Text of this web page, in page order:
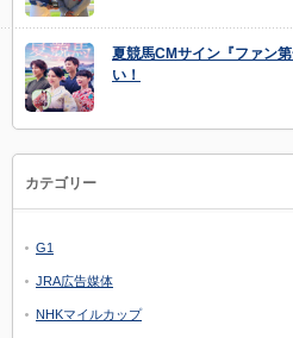
夏競馬CMサイン『ファン
い！
カテゴリー
G1
JRA広告媒体
NHKマイルカップ